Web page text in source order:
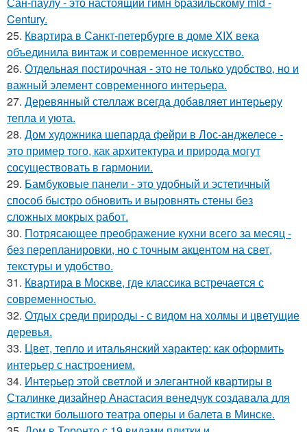
Century.
25. Квартира в Санкт-петербурге в доме XIX века
объединила винтаж и современное искусство.
26. Отдельная постирочная - это не только удобство, но и
важный элемент современного интерьера.
27. Деревянный стеллаж всегда добавляет интерьеру
тепла и уюта.
28. Дом художника шепарда фейри в Лос-анджелесе -
это пример того, как архитектура и природа могут
сосуществовать в гармонии.
29. Бамбуковые панели - это удобный и эстетичный
способ быстро обновить и выровнять стены без
сложных мокрых работ.
30. Потрясающее преображение кухни всего за месяц -
без перепланировки, но с точным акцентом на свет,
текстуры и удобство.
31. Квартира в Москве, где классика встречается с
современностью.
32. Отдых среди природы - с видом на холмы и цветущие
деревья.
33. Цвет, тепло и итальянский характер: как оформить
интерьер с настроением.
34. Интерьер этой светлой и элегантной квартиры в
Сталинке дизайнер Анастасия венедчук создавала для
артистки большого театра оперы и балета в Минске.